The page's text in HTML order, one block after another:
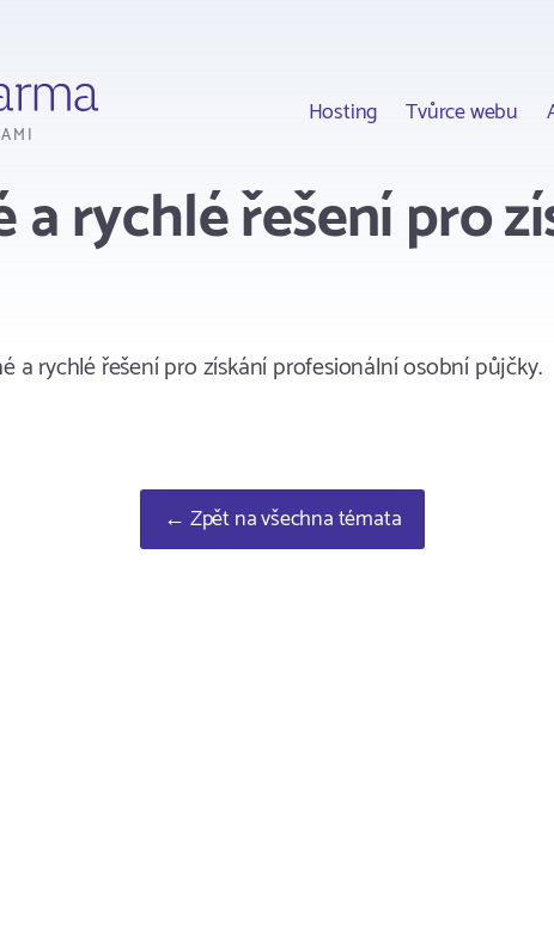
Hosting Tvůrce webu
a rychlé řešení pro
rychlé řešení pro získání profesionální osobní půjčky.
← Zpět na všechna témata